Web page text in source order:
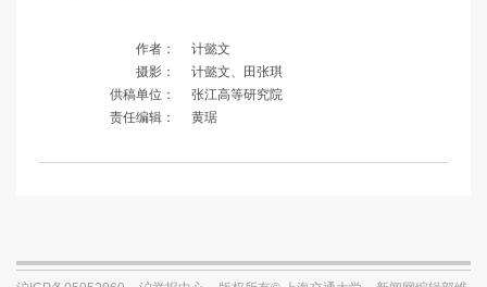
作者：
计懿文
摄影：
计懿文、田张琪
供稿单位：
张江高等研究院
责任编辑：
黄琚